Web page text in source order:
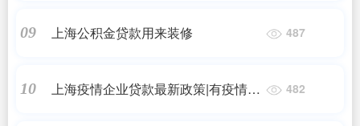
09 上海公积金贷款用来装修 487
10
上海疫情企业贷款最新政策|有疫情,
482